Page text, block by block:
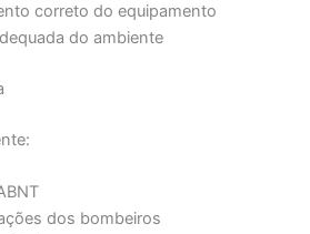
correto do equipamento
do ambiente
dos bombeiros